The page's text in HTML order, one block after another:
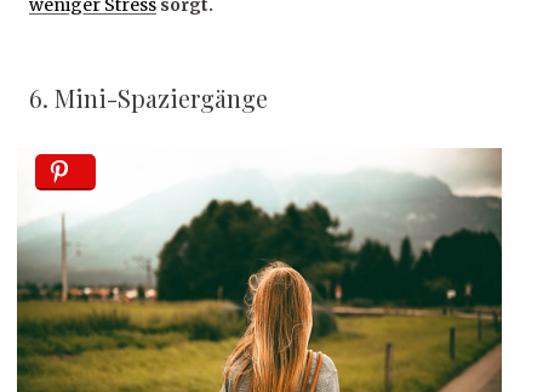
weniger Stress sorgt.
6. Mini-Spaziergänge